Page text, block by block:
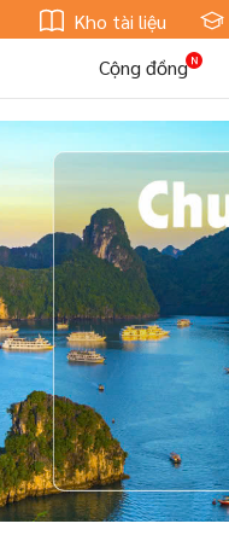
Kho tài liệu
Cộng đồng